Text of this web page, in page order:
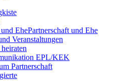
Partnerschaft und Ehe
Veranstaltungen
EPL/KEK
Partnerschaft